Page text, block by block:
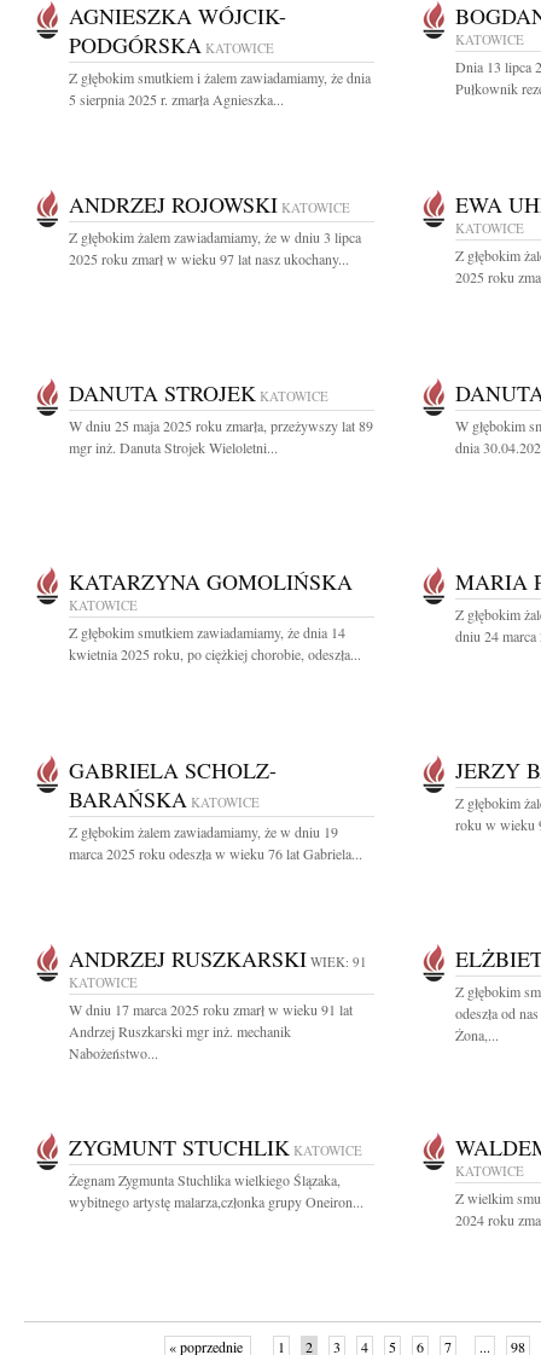
AGNIESZKA WÓJCIK-
PODGÓRSKA KATOWICE
Z głębokim smutkiem i żalem zawiadamiamy, że dnia
5 sierpnia 2025 r. zmarła Agnieszka...
KATOWICE
Dnia 13 lipca
Pułkownik
ANDRZEJ ROJOWSKI KATOWICE
Z głębokim żalem zawiadamiamy, że w dniu 3 lipca
2025 roku zmarł w wieku 97 lat nasz ukochany...
EWA
KATOWICE
Z głębokim
2025 roku
DANUTA STROJEK KATOWICE
W dniu 25 maja 2025 roku zmarła, przeżywszy lat 89
mgr inż. Danuta Strojek Wieloletni...
W głębokim
dnia
KATARZYNA GOMOLIŃSKA
KATOWICE
Z głębokim smutkiem zawiadamiamy, że dnia 14
kwietnia 2025 roku, po ciężkiej chorobie, odeszła...
MARIA
Z głębokim
dniu 24 marca
GABRIELA SCHOLZ-
BARAŃSKA KATOWICE
Z głębokim żalem zawiadamiamy, że w dniu 19
marca 2025 roku odeszła w wieku 76 lat Gabriela...
JERZY
Z głębokim
roku w wieku
ANDRZEJ RUSZKARSKI WIEK: 91
KATOWICE
W dniu 17 marca 2025 roku zmarł w wieku 91 lat
Andrzej Ruszkarski mgr inż. mechanik
Nabożeństwo...
Z głębokim
odeszła od
Żona,...
ZYGMUNT STUCHLIK KATOWICE
Żegnam Zygmunta Stuchlika wielkiego Ślązaka,
wybitnego artystę malarza,członka grupy Oneiron...
KATOWICE
Z wielkim
2024 roku
« poprzednie 1 2 3 4 5 6 7 ... 98